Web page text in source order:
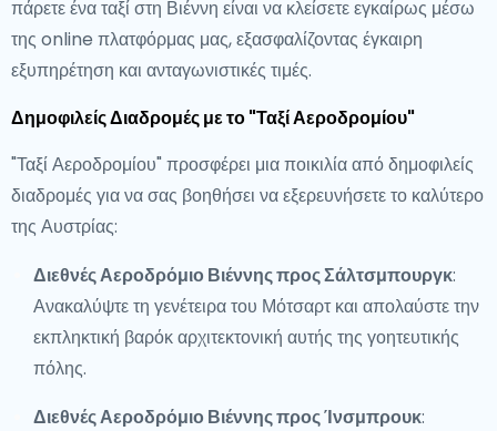
πάρετε ένα ταξί στη Βιέννη είναι να κλείσετε εγκαίρως μέσω
της online πλατφόρμας μας, εξασφαλίζοντας έγκαιρη
εξυπηρέτηση και ανταγωνιστικές τιμές.
Δημοφιλείς Διαδρομές με το "Ταξί Αεροδρομίου"
"Ταξί Αεροδρομίου" προσφέρει μια ποικιλία από δημοφιλείς
διαδρομές για να σας βοηθήσει να εξερευνήσετε το καλύτερο
της Αυστρίας:
Διεθνές Αεροδρόμιο Βιέννης προς Σάλτσμπουργκ:
Ανακαλύψτε τη γενέτειρα του Μότσαρτ και απολαύστε την
εκπληκτική βαρόκ αρχιτεκτονική αυτής της γοητευτικής
πόλης.
Διεθνές Αεροδρόμιο Βιέννης προς Ίνσμπρουκ: